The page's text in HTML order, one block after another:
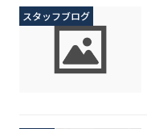
スタッフブログ